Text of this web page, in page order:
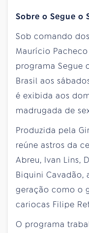
Sobre o Segue o
Sob comando
Maurício
programa Segue
Brasil aos
é exibida aos
madrugada de
Produzida pela
reúne astros da
Abreu, Ivan Lins,
Biquini Cavadão,
geração como o
cariocas Filipe
O programa